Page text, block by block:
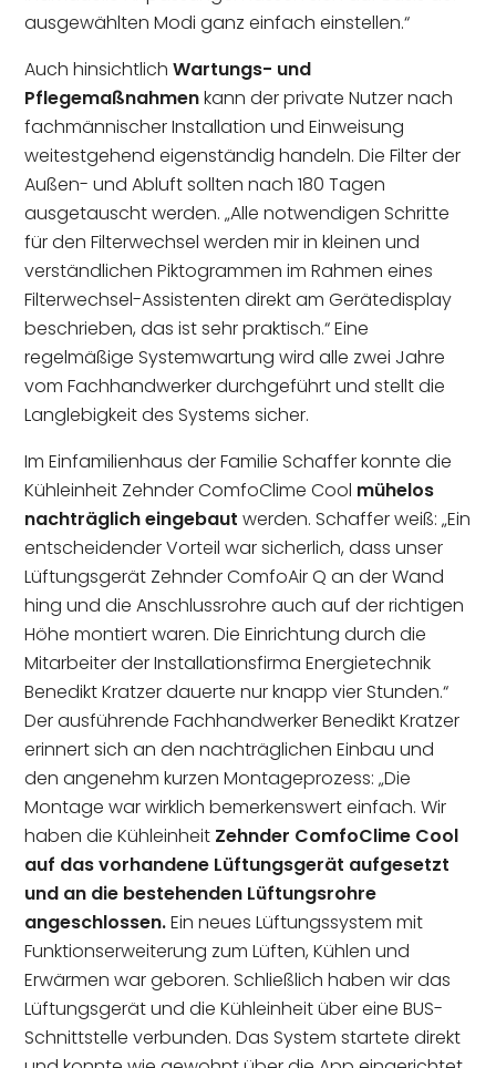
ausgewählten Modi ganz einfach einstellen.“
Auch hinsichtlichWartungs- und
Pflegemaßnahmenkann der private Nutzer nach
fachmännischer Installation und Einweisung
weitestgehend eigenständig handeln. Die Filter der
Außen- und Abluft sollten nach 180 Tagen
ausgetauscht werden. „Alle notwendigen Schritte
für den Filterwechsel werden mir in kleinen und
verständlichen Piktogrammen im Rahmen eines
Filterwechsel-Assistenten direkt am Gerätedisplay
beschrieben, das ist sehr praktisch.“ Eine
regelmäßige Systemwartung wird alle zwei Jahre
vom Fachhandwerker durchgeführt und stellt die
Langlebigkeit des Systems sicher.
Im Einfamilienhaus der Familie Schaffer konnte die
Kühleinheit Zehnder ComfoClime Cool mühelos
nachträglich eingebaut werden. Schaffer weiß: „Ein
entscheidender Vorteil war sicherlich, dass unser
Lüftungsgerät Zehnder ComfoAir Q an der Wand
hing und die Anschlussrohre auch auf der richtigen
Höhe montiert waren. Die Einrichtung durch die
Mitarbeiter der Installationsfirma Energietechnik
Benedikt Kratzer dauerte nur knapp vier Stunden.“
Der ausführende Fachhandwerker Benedikt Kratzer
erinnert sich an den nachträglichen Einbau und
den angenehm kurzen Montageprozess: „Die
Montage war wirklich bemerkenswert einfach. Wir
haben die Kühleinheit Zehnder ComfoClime Cool
auf das vorhandene Lüftungsgerät aufgesetzt
und an die bestehenden Lüftungsrohre
angeschlossen.Ein neues Lüftungssystem mit
Funktionserweiterung zum Lüften, Kühlen und
Erwärmen war geboren. Schließlich haben wir das
Lüftungsgerät und die Kühleinheit über eine BUS-
Schnittstelle verbunden. Das System startete direkt